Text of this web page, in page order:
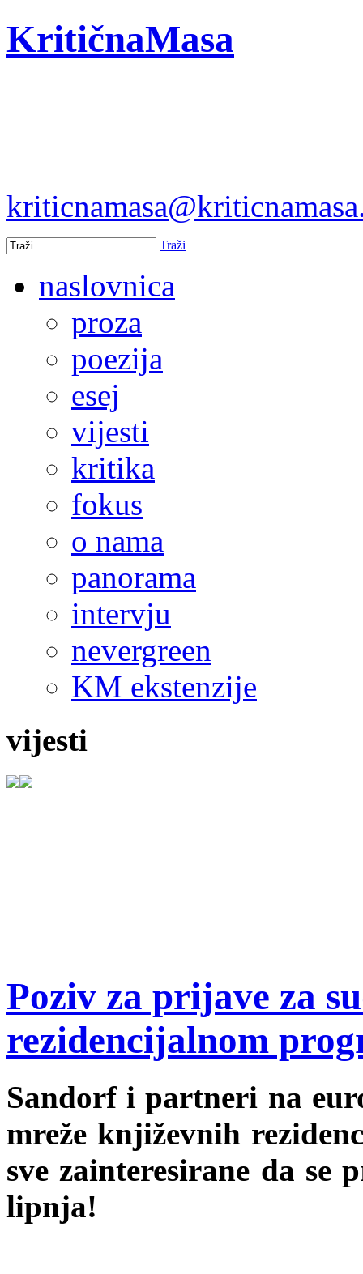
KritičnaMasa
Traži
naslovnica
proza
poezija
esej
vijesti
kritika
fokus
o nama
panorama
intervju
nevergreen
KM ekstenzije
vijesti
Poziv za prijave za
rezidencijalnom
Sandorf i partneri na
mreže književnih
sve zainteresirane da se
lipnja!